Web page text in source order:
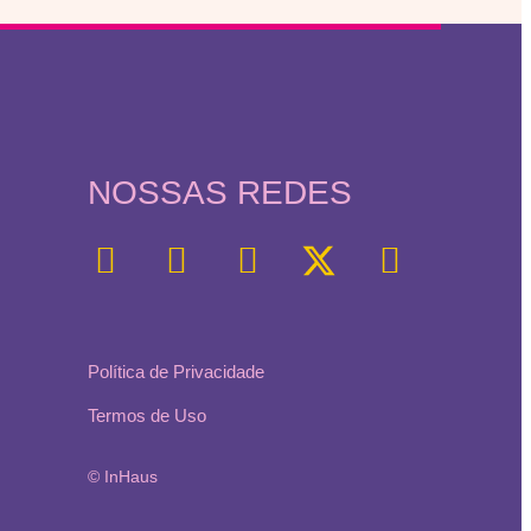
NOSSAS REDES
Política de Privacidade
Termos de Uso
© InHaus